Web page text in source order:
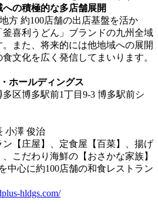
の積極的な多店舗展開
方 約100店舗の出店基盤を活か
釜喜利うどん」ブランドの九州全域
また、将来的には他地域への展開
文化を広く発信してまいります。
ホールディングス
区博多駅前1丁目9-3 博多駅前シ
小澤 俊治
【庄屋】、定食屋【百菜】、揚げ
こだわり海鮮の【おさかな家族】
中心に約100店舗の和食レストラン
hldgs.com/